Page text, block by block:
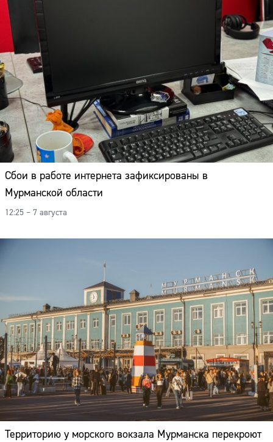
Сбои в работе интернета зафиксированы в
Мурманской области
12:25 – 7 августа
Территорию у морского вокзала Мурманска перекроют